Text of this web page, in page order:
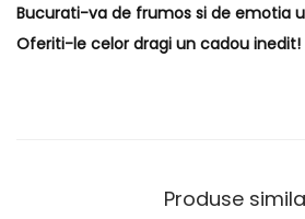
Bucurati-va de frumos si de emotia
Oferiti-le celor dragi un cadou inedit!
Produse